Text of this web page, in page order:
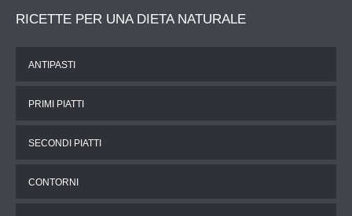
RICETTE PER UNA DIETA NATURALE
ANTIPASTI
PRIMI PIATTI
SECONDI PIATTI
CONTORNI